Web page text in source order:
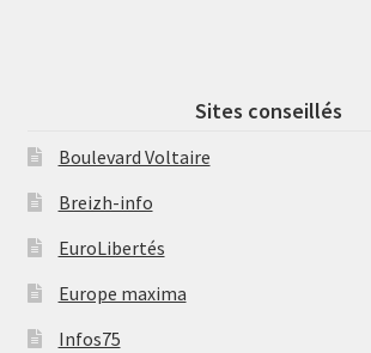
Sites conseillés
Boulevard Voltaire
Breizh-info
EuroLibertés
Europe maxima
Infos75